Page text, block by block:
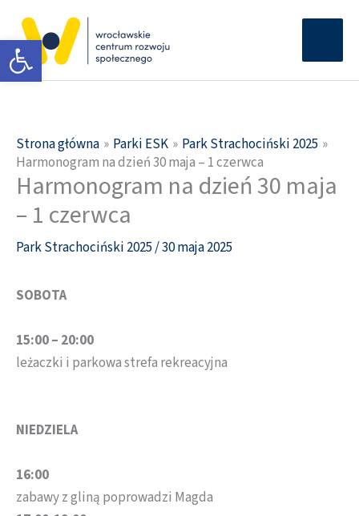
Otwórz pasek narzędzi
treści
Strona główna Parki ESK
Park Strachociński 2025
Harmonogram na dzień 30 maja – 1 czerwca
Harmonogram na dzień 30 maja
– 1 czerwca
Park Strachociński 2025/30 maja 2025
SOBOTA
15:00 – 20:00
leżaczki i parkowa strefa rekreacyjna
NIEDZIELA
16:00
zabawy z gliną poprowadzi Magda